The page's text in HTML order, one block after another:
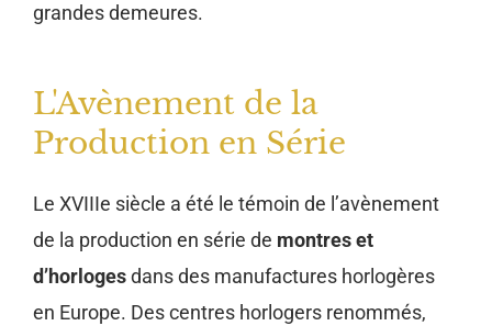
grandes demeures.
L'Avènement de la
Production en Série
Le XVIIIe siècle a été le témoin de l’avènement
de la production en série de montres et
d’horlogesdans des manufactures horlogères
en Europe. Des centres horlogers renommés,